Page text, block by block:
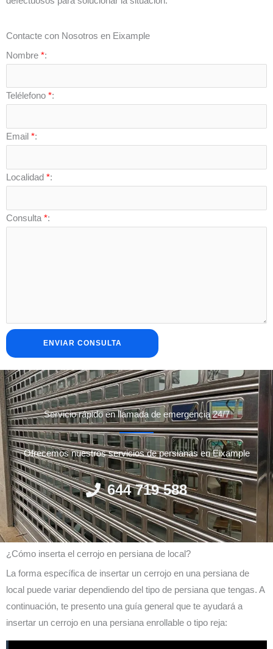
Contacte con Nosotros en Eixample
Nombre *:
Telélefono *:
Email *:
Localidad *:
Consulta *:
Servicio rápido en llamada de emergencia 24/7
Ofrecemos nuestros servicios de persianas en Eixample
644 719 588
¿Cómo inserta el cerrojo en persiana de local?
La forma específica de insertar un cerrojo en una persiana de
local puede variar dependiendo del tipo de persiana que tengas. A
continuación, te presento una guía general que te ayudará a
insertar un cerrojo en una persiana enrollable o tipo reja: